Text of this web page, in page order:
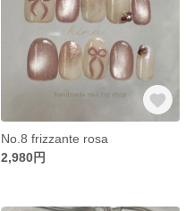
No.8 frizzante rosa
2,980円